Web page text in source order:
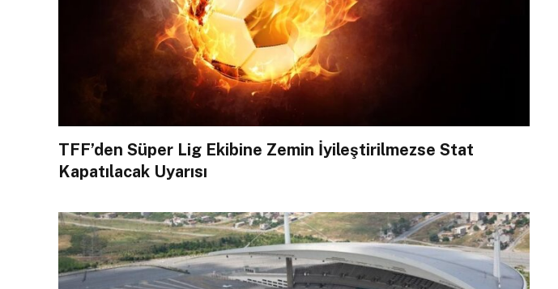
TFF’den Süper Lig Ekibine Zemin İyileştirilmezse Stat
Kapatılacak Uyarısı